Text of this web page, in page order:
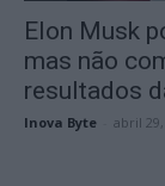
Elon Musk
mas não
resultados
Inova Byte abril